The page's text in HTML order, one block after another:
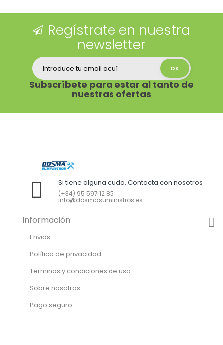
Regístrate en nuestra
newsletter
Subscríbete para estar al tanto de
nuestras ofertas
Si tiene alguna duda. Contacta con nosotros
(+34) 95 597 12 85
info@dosmasuministros.es
Información
Envios
Política de privacidad
Términos y condiciones de uso
Sobre nosotros
Pago seguro